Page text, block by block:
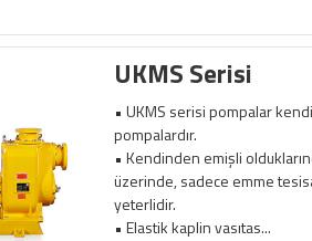
UKMS Serisi
• UKMS serisi pompalar
pompalardır.
• Kendinden emişli
üzerinde, sadece emme
yeterlidir.
• Elastik kaplin vasıtas...